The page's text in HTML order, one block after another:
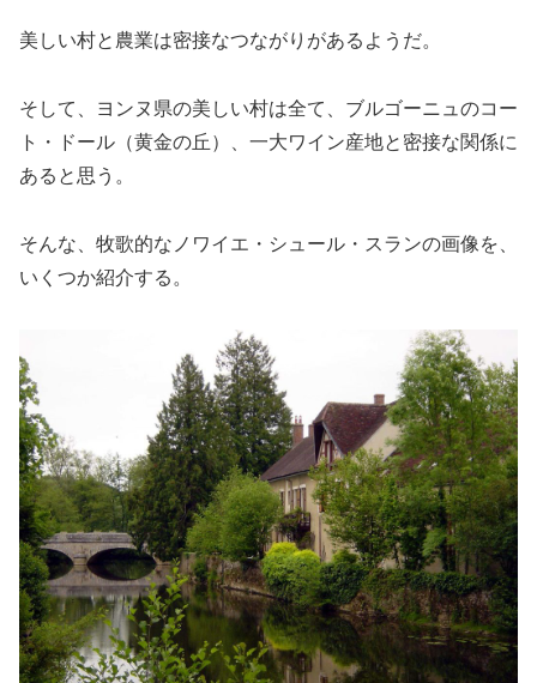
美しい村と農業は密接なつながりがあるようだ。
そして、ヨンヌ県の美しい村は全て、ブルゴーニュのコー
ト・ドール（黄金の丘）、一大ワイン産地と密接な関係に
あると思う。
そんな、牧歌的なノワイエ・シュール・スランの画像を、
いくつか紹介する。